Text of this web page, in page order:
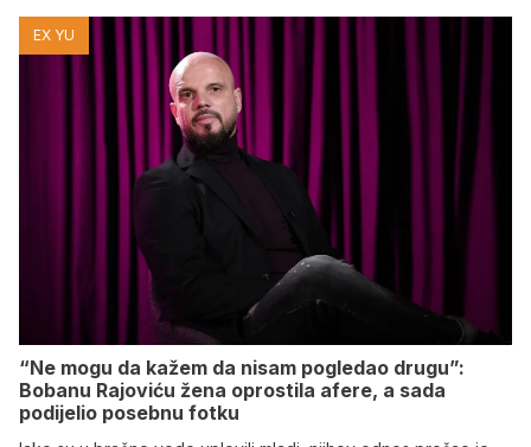
EX YU
“Ne mogu da kažem da nisam pogledao drugu”:
Bobanu Rajoviću žena oprostila afere, a sada
podijelio posebnu fotku